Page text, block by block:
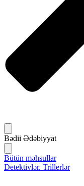
Bədii Ədəbiyyat
Bütün məhsullar
Detektivlər. Trillerlər